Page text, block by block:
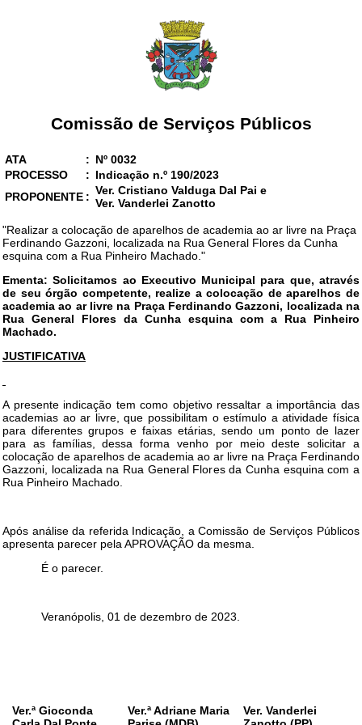
Comissão de Serviços Públicos
ATA : Nº 0032
PROCESSO
: Indicação n.º 190/2023
PROPONENTE : Ver. Cristiano Valduga Dal Pai e
Ver. Vanderlei Zanotto
"Realizar a colocação de aparelhos de academia ao ar livre na Praça
Ferdinando Gazzoni, localizada na Rua General Flores da Cunha
esquina com a Rua Pinheiro Machado."
Ementa: Solicitamos ao Executivo Municipal para que, através
de seu órgão competente, realize a colocação de aparelhos de
academia ao ar livre na Praça Ferdinando Gazzoni, localizada na
Rua General Flores da Cunha esquina com a Rua Pinheiro
Machado.
JUSTIFICATIVA
A presente indicação tem como objetivo ressaltar a importância das
academias ao ar livre, que possibilitam o estímulo a atividade física
para diferentes grupos e faixas etárias, sendo um ponto de lazer
para as famílias, dessa forma venho por meio deste solicitar a
colocação de aparelhos de academia ao ar livre na Praça Ferdinando
Gazzoni, localizada na Rua General Flores da Cunha esquina com a
Rua Pinheiro Machado.
Após análise da referida Indicação, a Comissão de Serviços Públicos
apresenta parecer pela APROVAÇÃO da mesma.
É o parecer.
Veranópolis, 01 de dezembro de 2023.
Ver.ª Gioconda
Ver.ª Adriane Maria
Ver. Vanderlei